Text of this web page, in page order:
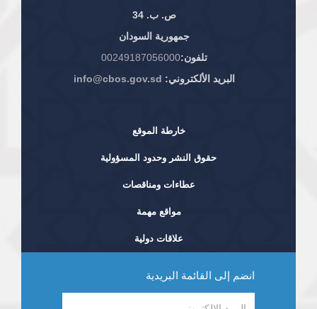
ص. ب. 34
جمهورية السودان
تلفون:00249187056000
البريد الألكتروني: info@cbos.gov.sd
خارطة الموقع
حقوق النشر وحدود المسؤولية
عطاءات ومناقصات
مواقع مهمة
علاقات دولية
انضم إلى القائمة البريدية